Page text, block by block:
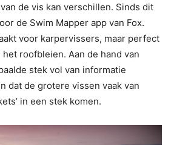
de vis kan verschillen. Sinds dit
de Swim Mapper app van Fox.
voor karpervissers, maar perfect
roofbleien. Aan de hand van
stek vol van informatie
dat de grotere vissen vaak van
in een stek komen.